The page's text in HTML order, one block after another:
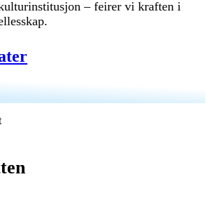
– feirer vi kraften i